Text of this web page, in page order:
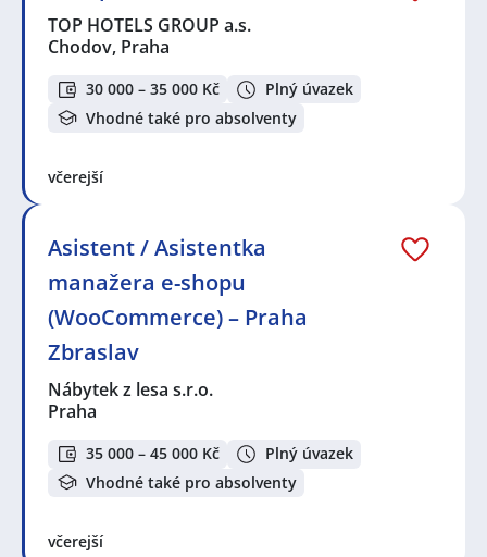
TOP HOTELS GROUP a.s.
Chodov, Praha
30 000 – 35 000 Kč
Plný úvazek
Vhodné také pro absolventy
včerejší
Asistent / Asistentka
manažera e-shopu
(WooCommerce) – Praha
Zbraslav
Nábytek z lesa s.r.o.
Praha
35 000 – 45 000 Kč
Plný úvazek
Vhodné také pro absolventy
včerejší